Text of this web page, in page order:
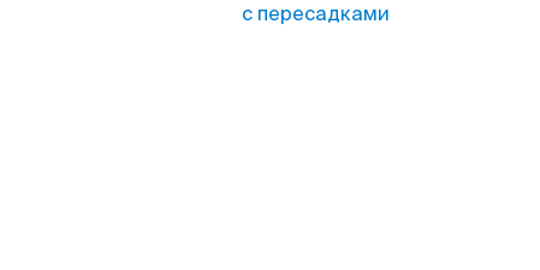
с пересадками